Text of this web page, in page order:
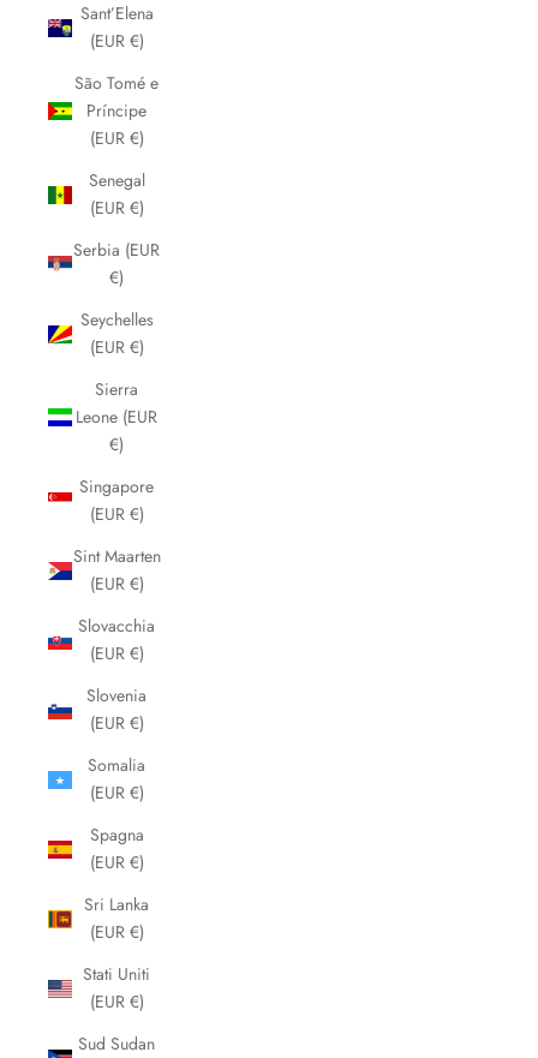
Sant’Elena
(EUR €)
São Tomé e
Príncipe
(EUR €)
Senegal
(EUR €)
Serbia (EUR
€)
Seychelles
(EUR €)
Sierra
Leone (EUR
€)
Singapore
(EUR €)
Sint Maarten
(EUR €)
Slovacchia
(EUR €)
Slovenia
(EUR €)
Somalia
(EUR €)
Spagna
(EUR €)
Sri Lanka
(EUR €)
Stati Uniti
(EUR €)
Sud Sudan